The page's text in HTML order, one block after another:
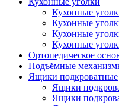
Кухонные
Кухонные
Кухонные
Кухонные
Ортопедическое
Подъёмные
Ящики подкроватные
Ящики
Ящики